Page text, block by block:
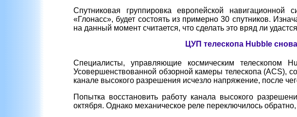
Спутниковая группировка европейской
«Глонасс», будет состоять из примерно 30 спутников.
на данный момент считается, что сделать это вряд ли
ЦУП телескопа Hubble
Cпециалисты, управляющие космическим
Усовершенствованной обзорной камеры телескопа (ACS),
канале высокого разрешения исчезло напряжение, после
Попытка восстановить работу канала высокого
октября. Однако механическое реле переключилось